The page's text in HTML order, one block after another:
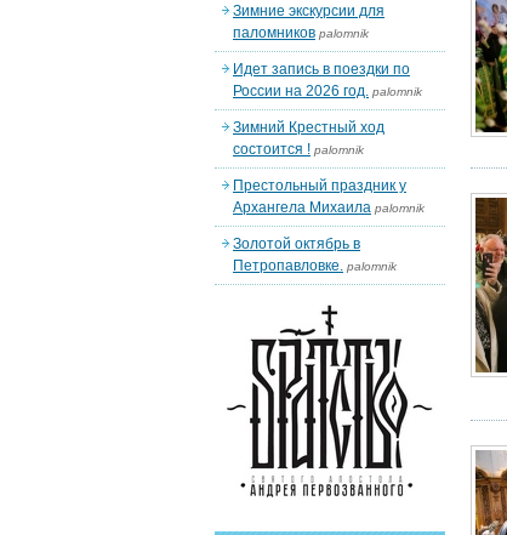
Зимние экскурсии для
паломников palomnik
Идет запись в поездки по
России на 2026 год. palomnik
Зимний Крестный ход
состоится ! palomnik
Престольный праздник у
Архангела Михаила palomnik
Золотой октябрь в
Петропавловке. palomnik